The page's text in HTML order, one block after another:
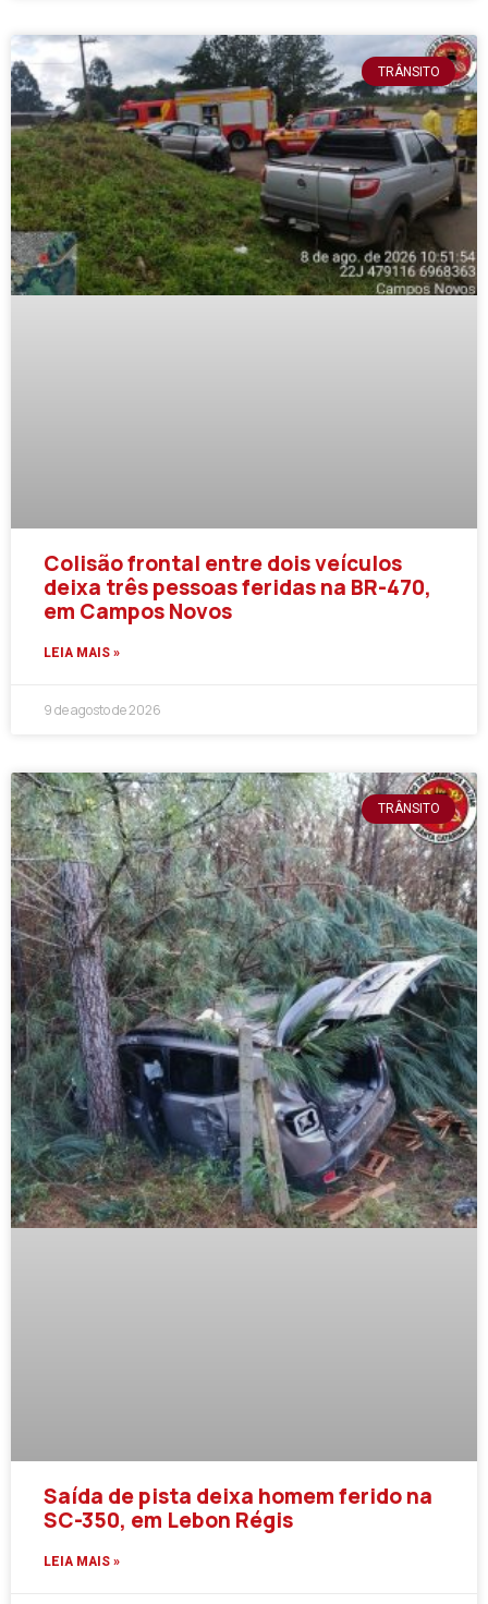
TRÂNSITO
Colisão frontal entre dois veículos
deixa três pessoas feridas na BR-470,
em Campos Novos
LEIA MAIS »
9 de agosto de 2026
TRÂNSITO
Saída de pista deixa homem ferido na
SC-350, em Lebon Régis
LEIA MAIS »